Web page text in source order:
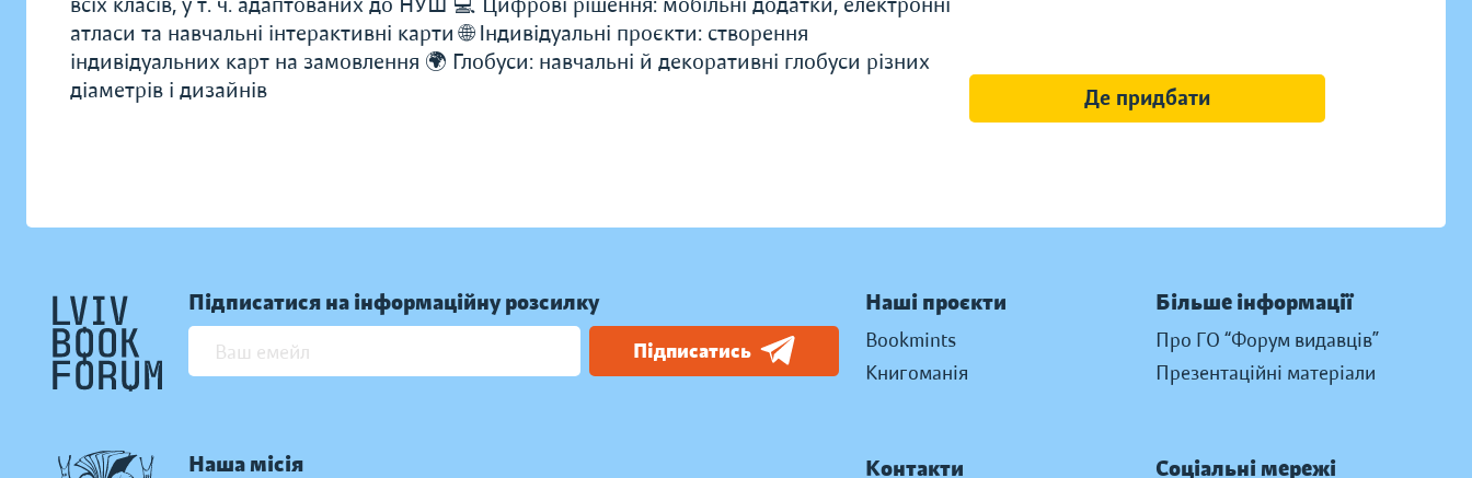
атласи та навчальні інтерактивні карти 🌐 Індивідуальні проєкти: створення
індивідуальних карт на замовлення 🌍 Глобуси: навчальні й декоративні глобуси різних
діаметрів і дизайнів
Де придбати
Підписатися на інформаційну розсилку
Підписатись
Наша місія
Наші проєкти
Bookmints
Книгоманія
Більше інформації
Про ГО “Форум видавців”
Презентаційні матеріали
Контакти Соціальні мережі